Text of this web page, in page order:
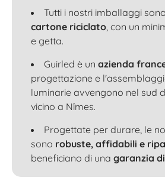
Tutti i nostri imballaggi
cartone riciclato, con un
e getta.
Guirled è un azienda
progettazione e
luminarie avvengono nel sud
vicino a Nîmes.
Progettate per durare, le
sono robuste, affidabili e
beneficiano di una garanzia